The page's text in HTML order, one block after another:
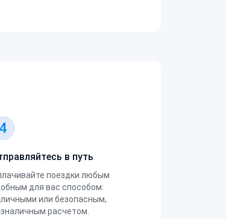
4
в путь
поездки любым
для вас способом:
или безопасным,
расчетом.